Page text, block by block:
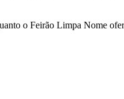
o Feirão Limpa Nome